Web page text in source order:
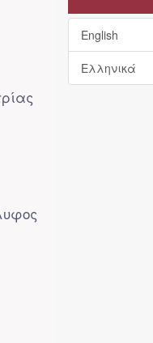
English
Ελληνικά